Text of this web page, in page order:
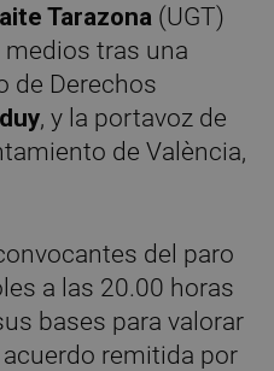
Tarazona (UGT)
tras una
de Derechos
, y la portavoz de
de València,
del paro
a las 20.00 horas
bases para valorar
remitida por